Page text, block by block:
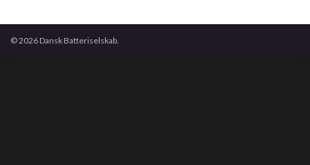
© 2026 Dansk Batteriselskab.